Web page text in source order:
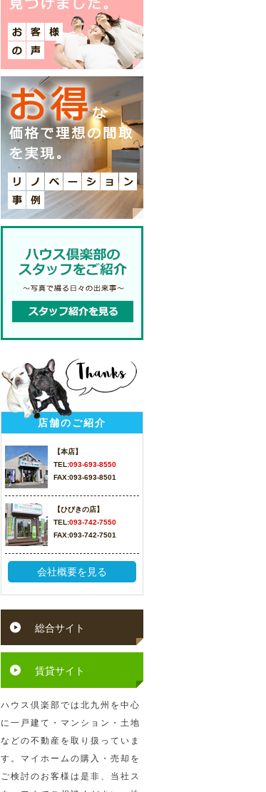
店舗のご紹介
【本店】
TEL:093-693-8550
FAX:093-693-8501
【ひびきの店】
TEL:093-742-7550
FAX:093-742-7501
会社概要を見る
総合サイト
賃貸サイト
ハウス倶楽部では北九州を中心
に一戸建て・マンション・土地
などの不動産を取り扱っていま
す。マイホームの購入・売却を
ご検討のお客様は是非、当社ス